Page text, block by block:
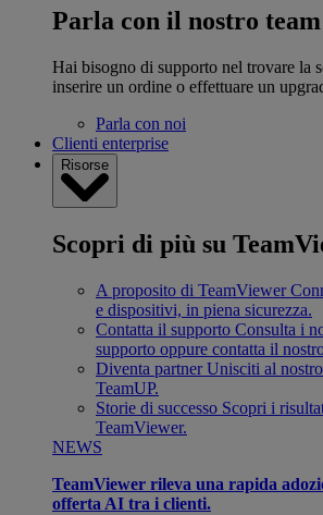
Parla con il nostro team
Hai bisogno di supporto nel trovare la
inserire un ordine o effettuare un
Parla con noi
Clienti enterprise
Risorse
Scopri di più su
A proposito di TeamViewer
e dispositivi, in piena sicurezza.
Contatta il supporto Consulta i
supporto oppure contatta il
Diventa partner Unisciti al
TeamUP.
Storie di successo Scopri i
TeamViewer.
NEWS
TeamViewer rileva una rapida
offerta AI tra i clienti.